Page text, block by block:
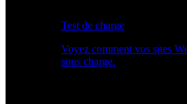
Test de charge
Voyez comment vos sites
sous charge.